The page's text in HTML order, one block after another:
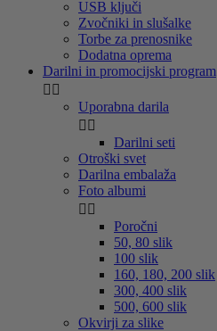
USB ključi
Zvočniki in slušalke
Torbe za prenosnike
Dodatna oprema
Darilni in promocijski program
 
Uporabna darila
 
Darilni seti
Otroški svet
Darilna embalaža
Foto albumi
 
Poročni
50, 80 slik
100 slik
160, 180, 200 slik
300, 400 slik
500, 600 slik
Okvirji za slike